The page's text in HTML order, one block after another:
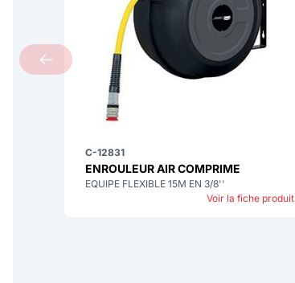
C-12831
ENROULEUR AIR COMPRIME
EQUIPE FLEXIBLE 15M EN 3/8''
Voir la fiche produit